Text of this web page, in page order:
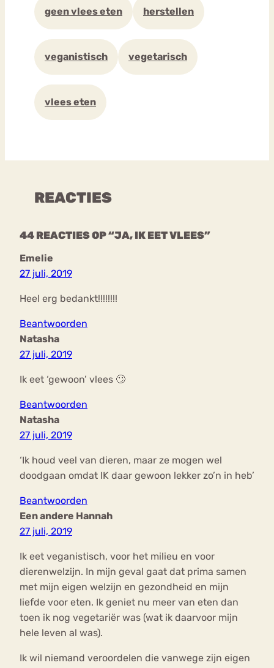
geen vlees eten herstellen
veganistisch vegetarisch
vlees eten
REACTIES
44 REACTIES OP “JA, IK EET VLEES”
Emelie
27 juli, 2019
Heel erg bedankt!!!!!!!!
Beantwoorden
Natasha
27 juli, 2019
Ik eet ‘gewoon’ vlees 🙄
Beantwoorden
Natasha
27 juli, 2019
‘Ik houd veel van dieren, maar ze mogen wel
doodgaan omdat IK daar gewoon lekker zo’n in heb’
Beantwoorden
Een andere Hannah
27 juli, 2019
Ik eet veganistisch, voor het milieu en voor
dierenwelzijn. In mijn geval gaat dat prima samen
met mijn eigen welzijn en gezondheid en mijn
liefde voor eten. Ik geniet nu meer van eten dan
toen ik nog vegetariër was (wat ik daarvoor mijn
hele leven al was).
Ik wil niemand veroordelen die vanwege zijn eigen